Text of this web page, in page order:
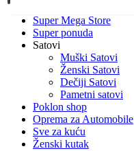
Super Mega Store
Super ponuda
Satovi
Muški Satovi
Ženski Satovi
Dečiji Satovi
Pametni satovi
Poklon shop
Oprema za Automobile
Sve za kuću
Ženski kutak